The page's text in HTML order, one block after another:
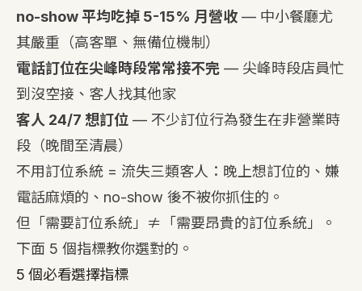
no-show 平均吃掉 5-15% 月營收 — 中小餐廳尤
其嚴重（高客單、無備位機制）
電話訂位在尖峰時段常常接不完 — 尖峰時段店員忙
到沒空接、客人找其他家
客人 24/7 想訂位 — 不少訂位行為發生在非營業時
段（晚間至清晨）
不用訂位系統 = 流失三類客人：晚上想訂位的、嫌
電話麻煩的、no-show 後不被你抓住的。
但「需要訂位系統」≠「需要昂貴的訂位系統」。
下面 5 個指標教你選對的。
5 個必看選擇指標